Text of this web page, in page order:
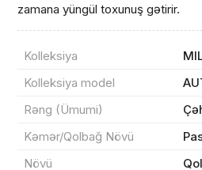
zamana yüngül toxunuş gətirir.
Kolleksiya
Kolleksiya model
Rəng (Ümumi)
Kəmər/Qolbağ Növü
Növü
Məhsul(lar) səbətə əlavə